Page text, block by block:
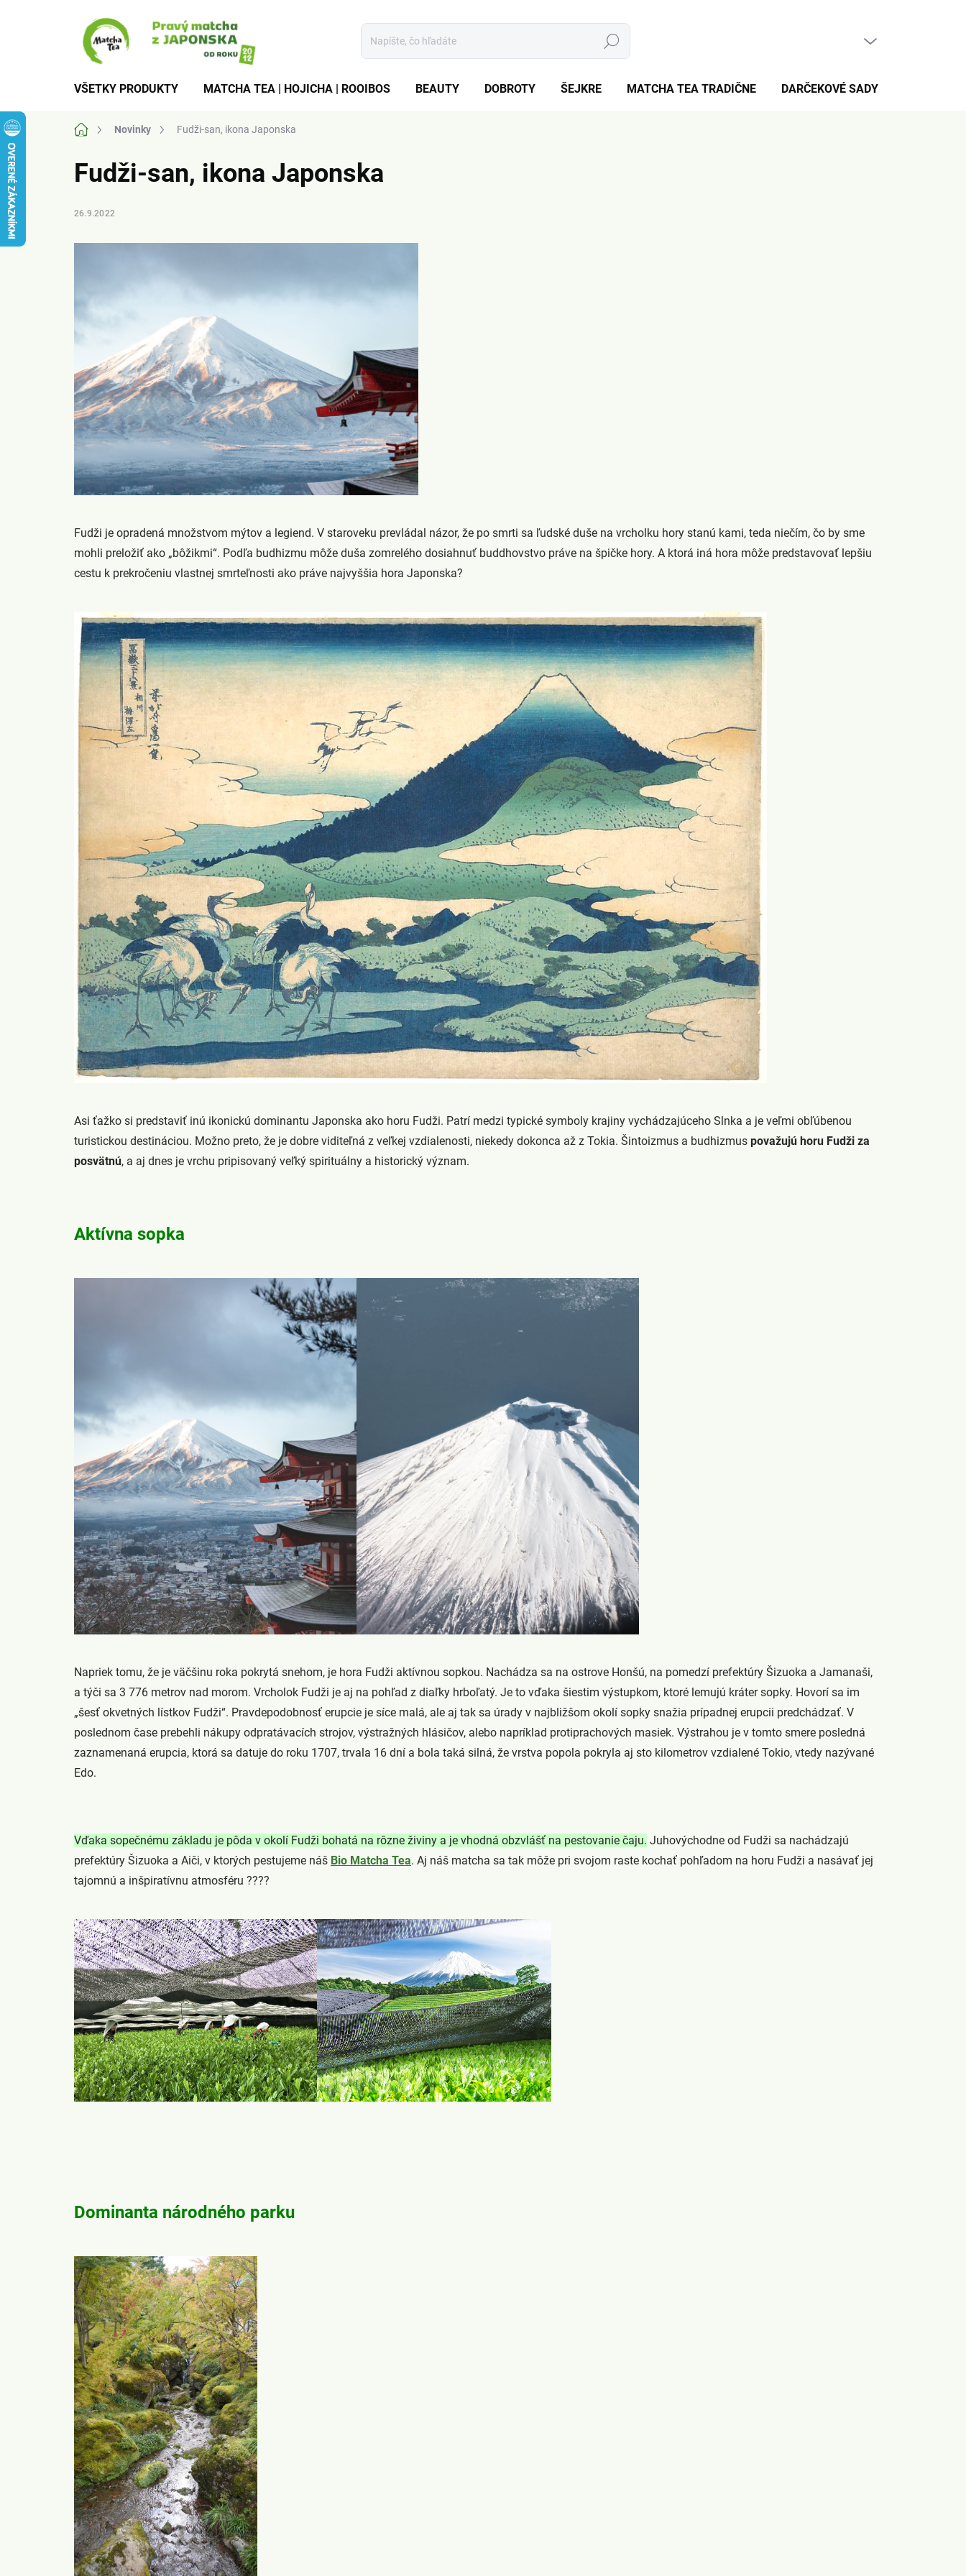
Hľadať
VŠETKY PRODUKTY MATCHA TEA | HOJICHA | ROOIBOS BEAUTY DOBROTY ŠEJKRE MATCHA TEA TRADIČNE DARČEKOVÉ SADY
DomovNovinky Fudži-san, ikona Japonska
Fudži-san, ikona Japonska
26.9.2022
Fudži je opradená množstvom mýtov a legiend. V staroveku prevládal názor, že po smrti sa ľudské duše na vrcholku hory stanú kami, teda niečím, čo by sme
mohli preložiť ako „bôžikmi“. Podľa budhizmu môže duša zomrelého dosiahnuť buddhovstvo práve na špičke hory. A ktorá iná hora môže predstavovať lepšiu
cestu k prekročeniu vlastnej smrteľnosti ako práve najvyššia hora Japonska?
Asi ťažko si predstaviť inú ikonickú dominantu Japonska ako horu Fudži. Patrí medzi typické symboly krajiny vychádzajúceho Slnka a je veľmi obľúbenou
turistickou destináciou. Možno preto, že je dobre viditeľná z veľkej vzdialenosti, niekedy dokonca až z Tokia. Šintoizmus a budhizmus považujú horu Fudži za
posvätnú, a aj dnes je vrchu pripisovaný veľký spirituálny a historický význam.
Aktívna sopka
Napriek tomu, že je väčšinu roka pokrytá snehom, je hora Fudži aktívnou sopkou. Nachádza sa na ostrove Honšú, na pomedzí prefektúry Šizuoka a Jamanaši,
a týči sa 3 776 metrov nad morom. Vrcholok Fudži je aj na pohľad z diaľky hrboľatý. Je to vďaka šiestim výstupkom, ktoré lemujú kráter sopky. Hovorí sa im
„šesť okvetných lístkov Fudži“. Pravdepodobnosť erupcie je síce malá, ale aj tak sa úrady v najbližšom okolí sopky snažia prípadnej erupcii predchádzať. V
poslednom čase prebehli nákupy odpratávacích strojov, výstražných hlásičov, alebo napríklad protiprachových masiek. Výstrahou je v tomto smere posledná
zaznamenaná erupcia, ktorá sa datuje do roku 1707, trvala 16 dní a bola taká silná, že vrstva popola pokryla aj sto kilometrov vzdialené Tokio, vtedy nazývané
Edo.
Vďaka sopečnému základu je pôda v okolí Fudži bohatá na rôzne živiny a je vhodná obzvlášť na pestovanie čaju. Juhovýchodne od Fudži sa nachádzajú
prefektúry Šizuoka a Aiči, v ktorých pestujeme náš Bio Matcha Tea. Aj náš matcha sa tak môže pri svojom raste kochať pohľadom na horu Fudži a nasávať jej
tajomnú a inšpiratívnu atmosféru ????
Dominanta národného parku